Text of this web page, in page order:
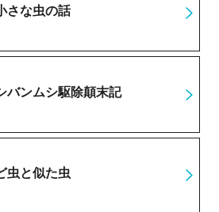
さな虫の話
バンムシ駆除顛末記
虫と似た虫